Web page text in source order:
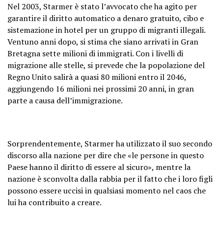
Nel 2003, Starmer è stato l’avvocato che ha agito per
garantire il diritto automatico a denaro gratuito, cibo e
sistemazione in hotel per un gruppo di migranti illegali.
Ventuno anni dopo, si stima che siano arrivati ​​in Gran
Bretagna sette milioni di immigrati. Con i livelli di
migrazione alle stelle, si prevede che la popolazione del
Regno Unito salirà a quasi 80 milioni entro il 2046,
aggiungendo 16 milioni nei prossimi 20 anni, in gran
parte a causa dell’immigrazione.
Sorprendentemente, Starmer ha utilizzato il suo secondo
discorso alla nazione per dire che «le persone in questo
Paese hanno il diritto di essere al sicuro», mentre la
nazione è sconvolta dalla rabbia per il fatto che i loro figli
possono essere uccisi in qualsiasi momento nel caos che
lui ha contribuito a creare.